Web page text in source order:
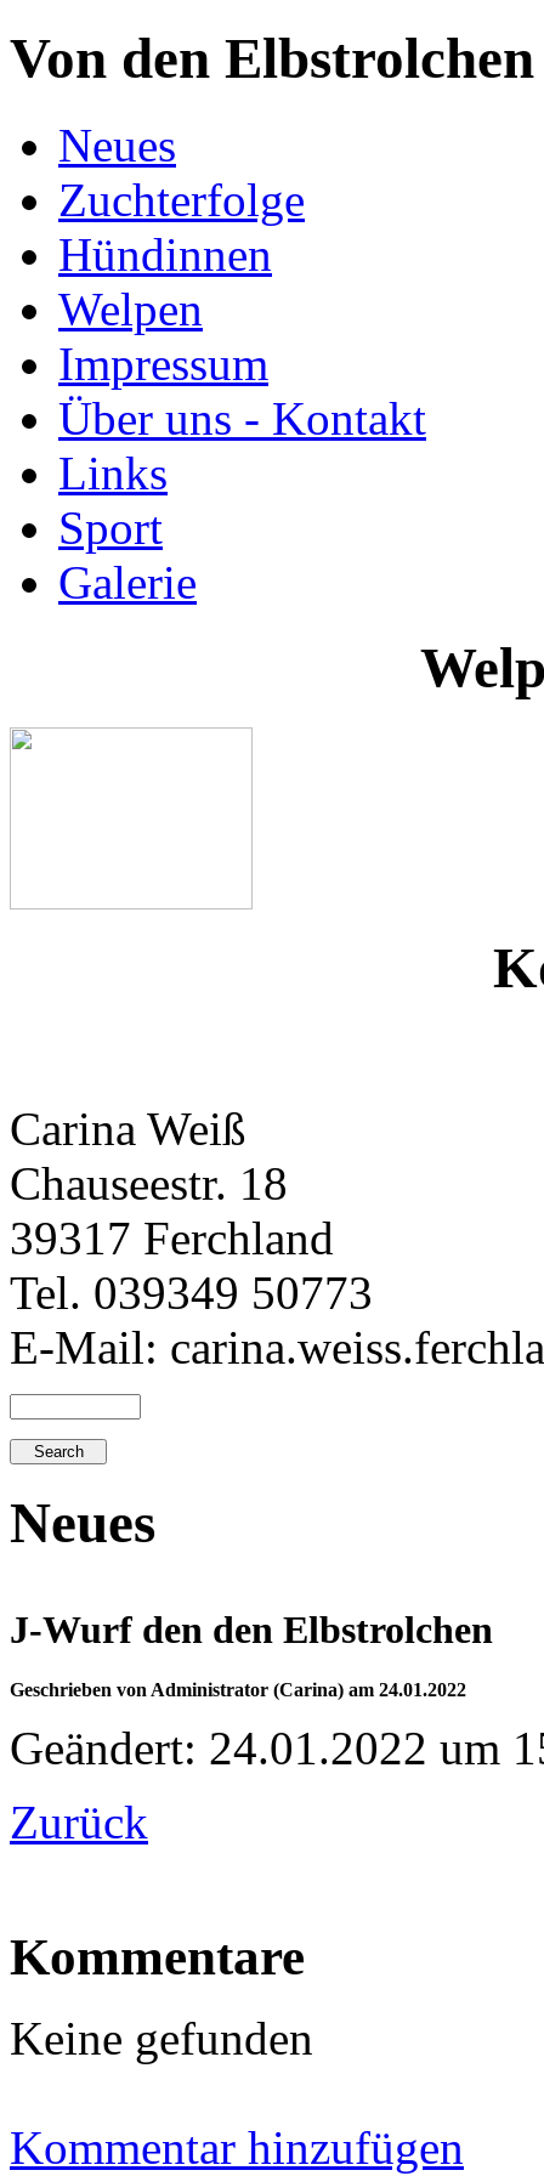
Von den Elbstrolchen
Neues
Zuchterfolge
Hündinnen
Welpen
Impressum
Über uns - Kontakt
Links
Sport
Galerie
Carina Weiß
Chauseestr. 18
39317 Ferchland
Tel. 039349 50773
E-Mail:
Neues
J-Wurf den den Elbstrolchen
Geschrieben von Administrator (Carina) am 24.01.2022
Geändert: 24.01.2022 um
Zurück
Kommentare
Keine gefunden
Kommentar hinzufügen